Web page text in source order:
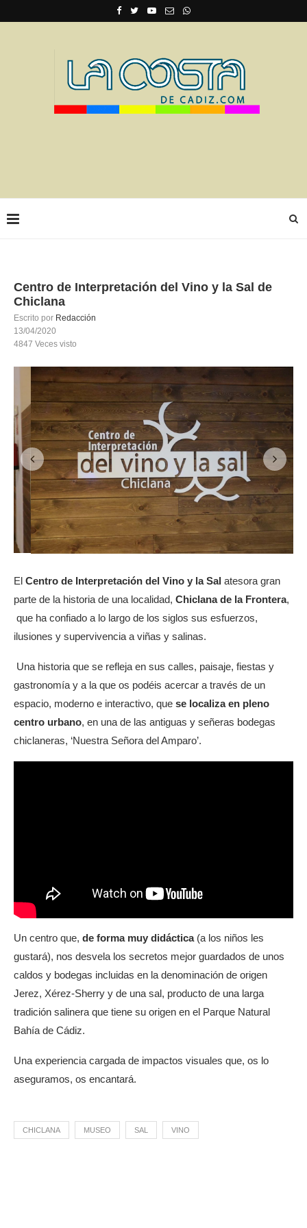
Centro de Interpretación del Vino y la Sal de
Chiclana
Escrito por Redacción
13/04/2020
4847 Veces visto
El Centro de Interpretación del Vino y la Sal atesora gran
parte de la historia de una localidad, Chiclana de la Frontera,
que ha confiado a lo largo de los siglos sus esfuerzos,
ilusiones y supervivencia a viñas y salinas.
Una historia que se refleja en sus calles, paisaje, fiestas y
gastronomía y a la que os podéis acercar a través de un
espacio, moderno e interactivo, que se localiza en pleno
centro urbano, en una de las antiguas y señeras bodegas
chiclaneras, ‘Nuestra Señora del Amparo’.
Un centro que, de forma muy didáctica(a los niños les
gustará), nos desvela los secretos mejor guardados de unos
caldos y bodegas incluidas en la denominación de origen
Jerez, Xérez-Sherry y de una sal, producto de una larga
tradición salinera que tiene su origen en el Parque Natural
Bahía de Cádiz.
Una experiencia cargada de impactos visuales que, os lo
aseguramos, os encantará.
CHICLANA MUSEO SAL VINO